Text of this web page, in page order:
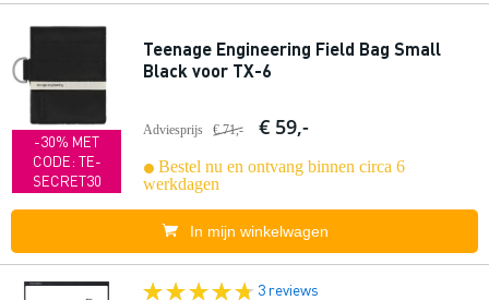
-30% MET
CODE: TE-
SECRET30
Teenage Engineering Field Bag Small
Black voor TX-6
Adviesprijs € 71,- € 59,-
Bestel nu en ontvang binnen circa 6
werkdagen
In mijn winkelwagen
3 reviews